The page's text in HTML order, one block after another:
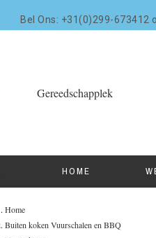
Bel Ons: +31(0)299-
HOME
Home
Buiten koken Vuurschalen en BBQ